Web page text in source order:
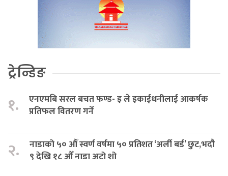
ट्रेन्डिङ
१.
एनएमबि सरल बचत फण्ड- इ ले इकाईधनीलाई आकर्षक
प्रतिफल वितरण गर्ने
२.
नाडाको ५० औँ स्वर्ण वर्षमा ५० प्रतिशत ‘अर्ली बर्ड’ छुट,भदौ
९ देखि १८ औँ नाडा अटो शो